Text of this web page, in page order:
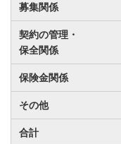
募集関係
契約の管理・
保全関係
保険金関係
その他
合計